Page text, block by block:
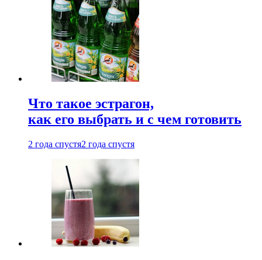
Что такое эстрагон,
как его выбрать и с чем готовить
2 года спустя2 года спустя